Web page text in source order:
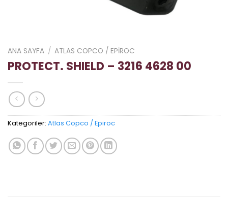
ANA SAYFA / ATLAS COPCO / EPIROC
PROTECT. SHIELD – 3216 4628 00
Kategoriler: Atlas Copco / Epiroc